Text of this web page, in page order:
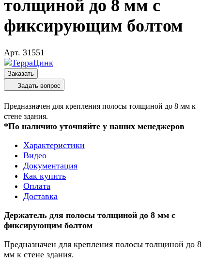
толщиной до 8 мм с
фиксирующим болтом
Арт. 31551
Заказать
Задать вопрос
Предназначен для крепления полосы толщиной до 8 мм к
стене здания.
*По наличию уточняйте у наших менеджеров
Характеристики
Видео
Документация
Как купить
Оплата
Доставка
Держатель для полосы толщиной до 8 мм с
фиксирующим болтом
Предназначен для крепления полосы толщиной до 8
мм к стене здания.